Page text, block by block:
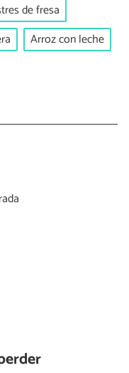
de fresa
Arroz con leche